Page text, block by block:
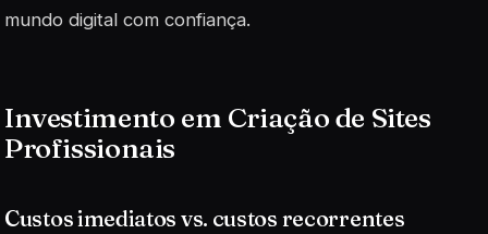
mundo digital com confiança.
Investimento em Criação de Sites
Profissionais
Custos imediatos vs. custos recorrentes